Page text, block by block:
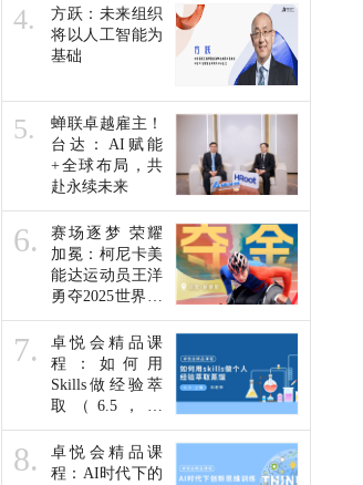
们这么说…
4.
方跃：未来组织
将以人工智能为
基础
5.
蝉联卓越雇主！
台达：AI赋能
+全球布局，共
赴永续未来
6.
赛场逐梦 荣耀
加冕：柯尼卡美
能达运动员王洋
勇夺2025世界残
疾人田径锦标赛
金牌
7.
卓悦会精品课
程：如何用
Skills做经验萃
取（6.5，线
上）
8.
卓悦会精品课
程：AI时代下的